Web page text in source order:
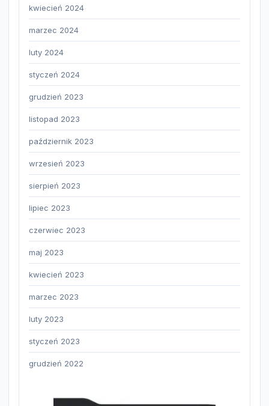
kwiecień 2024
marzec 2024
luty 2024
styczeń 2024
grudzień 2023
listopad 2023
październik 2023
wrzesień 2023
sierpień 2023
lipiec 2023
czerwiec 2023
maj 2023
kwiecień 2023
marzec 2023
luty 2023
styczeń 2023
grudzień 2022